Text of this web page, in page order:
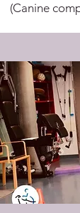
(Canine